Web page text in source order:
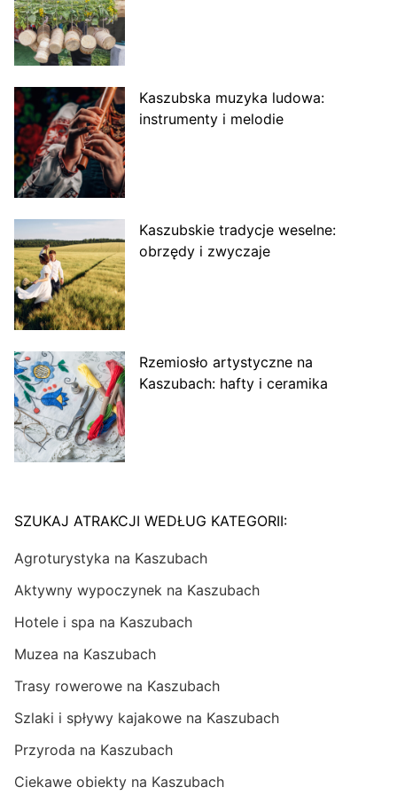
Kaszubska muzyka ludowa:
instrumenty i melodie
Kaszubskie tradycje weselne:
obrzędy i zwyczaje
Rzemiosło artystyczne na
Kaszubach: hafty i ceramika
SZUKAJ ATRAKCJI WEDŁUG KATEGORII:
Agroturystyka na Kaszubach
Aktywny wypoczynek na Kaszubach
Hotele i spa na Kaszubach
Muzea na Kaszubach
Trasy rowerowe na Kaszubach
Szlaki i spływy kajakowe na Kaszubach
Przyroda na Kaszubach
Ciekawe obiekty na Kaszubach